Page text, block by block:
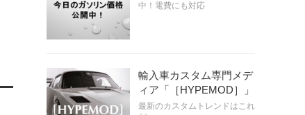
中！電費にも対応
輸入車カスタム専門メデ
ィア「［HYPEMOD］」
最新のカスタムトレンドはこれ